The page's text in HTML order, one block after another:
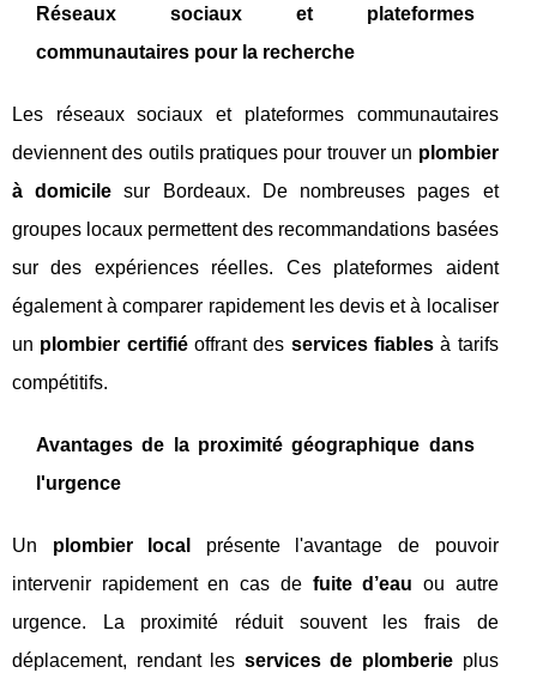
Réseaux sociaux et plateformes
communautaires pour la recherche
Les réseaux sociaux et plateformes communautaires
deviennent des outils pratiques pour trouver un plombier
à domicile sur Bordeaux. De nombreuses pages et
groupes locaux permettent des recommandations basées
sur des expériences réelles. Ces plateformes aident
également à comparer rapidement les devis et à localiser
un plombier certifiéoffrant des services fiablesà tarifs
compétitifs.
Avantages de la proximité géographique dans
l'urgence
Un plombier local
présente l'avantage de pouvoir
intervenir rapidement en cas de fuite d’eau ou autre
urgence. La proximité réduit souvent les frais de
déplacement, rendant les services de plomberie plus